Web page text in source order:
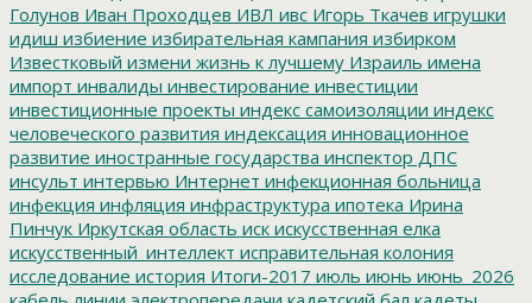
Голунов Иван Проходцев ИВЛ ивс Игорь Ткачев игрушки
идиш избиение избирательная кампания избирком
Известковый измени жизнь к лучшему Израиль имена
импорт инвалиды инвестирование инвестиции
инвестиционные проекты индекс самоизоляции индекс
человеческого развития индексация инновационное
развитие иностранные государства инспектор ДПС
инсульт интервью Интернет инфекционная больница
инфекция инфляция инфраструктура ипотека Ирина
Пинчук Иркутская область иск искусственная елка
искусственный_интеллект исправительная колония
исследование история Итоги-2017 июль июнь июнь_2026